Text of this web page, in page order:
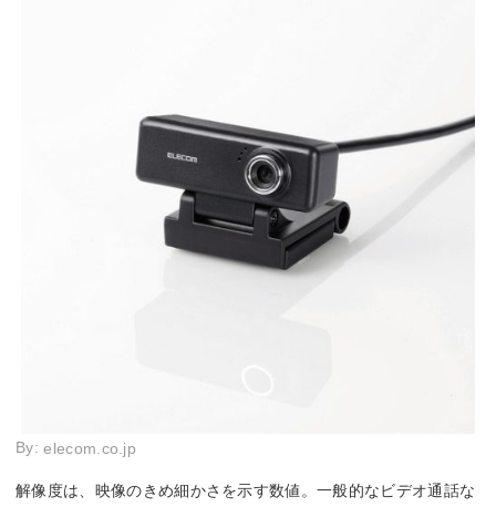
By:elecom.co.jp
解像度は、映像のきめ細かさを示す数値。一般的なビデオ通話な